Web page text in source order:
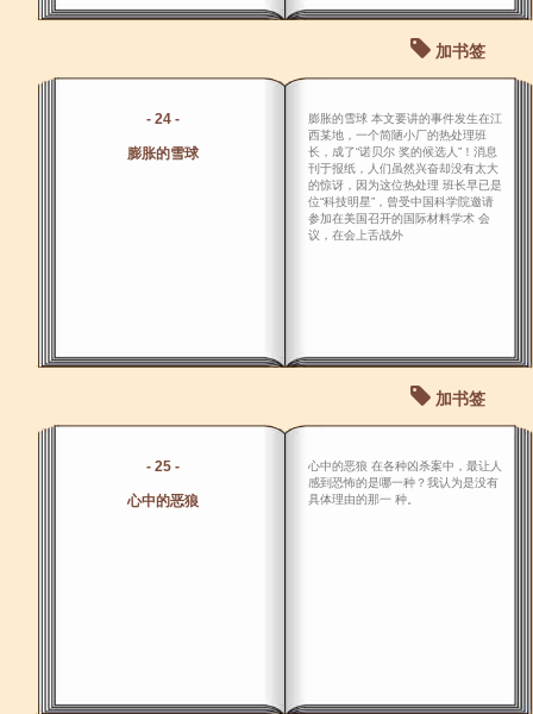
加书签
- 24 -
膨胀的雪球
膨胀的雪球 本文要讲的事件发生在江
西某地，一个简陋小厂的热处理班
长，成了“诺贝尔 奖的候选人”！消息
刊于报纸，人们虽然兴奋却没有太大
的惊讶，因为这位热处理 班长早已是
位“科技明星”，曾受中国科学院邀请
参加在美国召开的国际材料学术 会
议，在会上舌战外
加书签
- 25 -
心中的恶狼
心中的恶狼 在各种凶杀案中，最让人
感到恐怖的是哪一种？我认为是没有
具体理由的那一 种。